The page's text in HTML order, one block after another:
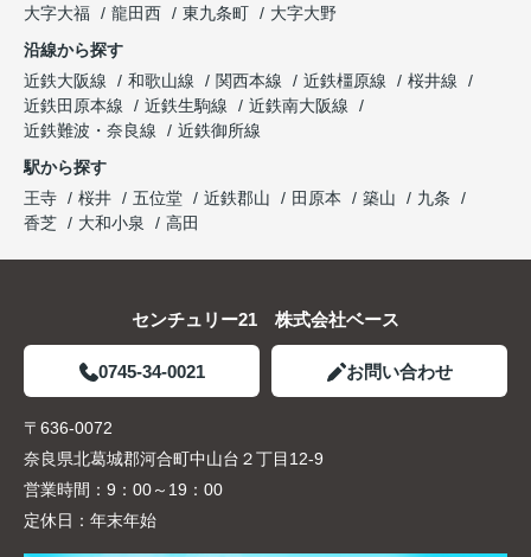
大字大福
龍田西 東九条町
大字大野
沿線から探す
近鉄大阪線
和歌山線 関西本線 近鉄橿原線
桜井線
近鉄田原本線
近鉄生駒線
近鉄南大阪線
近鉄難波・奈良線
近鉄御所線
駅から探す
王寺
桜井 五位堂 近鉄郡山 田原本 築山
九条
香芝
大和小泉 高田
センチュリー21 株式会社ベース
0745-34-0021 お問い合わせ
〒636-0072
奈良県北葛城郡河合町中山台２丁目12-9
営業時間： 9：00～19：00
定休日： 年末年始